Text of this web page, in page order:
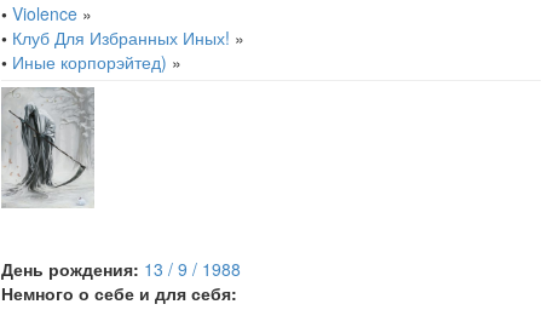
• Violence »
• Клуб Для Избранных Иных! »
• Иные корпорэйтед) »
День рождения: 13 / 9 / 1988
Немного о себе и для себя: